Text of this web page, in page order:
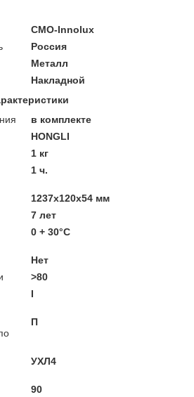
CMO-Innolux
Россия
Металл
Накладной
в комплекте
HONGLI
1 кг
1 ч.
1237х120х54 мм
7 лет
0 + 30°C
Нет
>80
I
П
УХЛ4
90